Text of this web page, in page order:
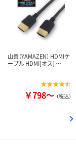
山善（YAMAZEN） HDMIケ
ーブル HDMI[オス] …
￥798～ （税込）